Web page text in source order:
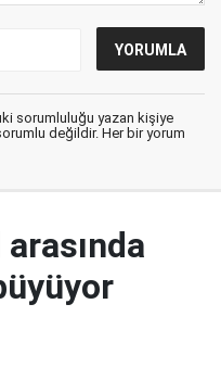
sorumluluğu yazan kişiye
değildir. Her bir yorum